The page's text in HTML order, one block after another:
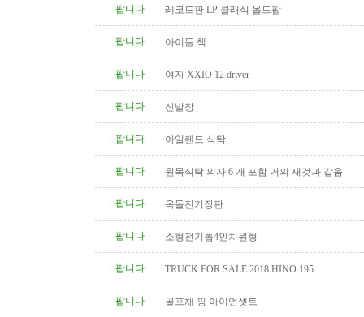
팝니다 레코드판 LP 클래식 올드팝
팝니다 아이들 책
팝니다 여자 XXIO 12 driver
팝니다 신발장
팝니다 아일랜드 식탁
팝니다 원목식탁 의자 6 개 포함 거의 새것과 같음
팝니다 옥돌전기장판
팝니다 소형전기톱4인치원형
팝니다 TRUCK FOR SALE 2018 HINO 195
팝니다 골프채 핑 아이언셋트